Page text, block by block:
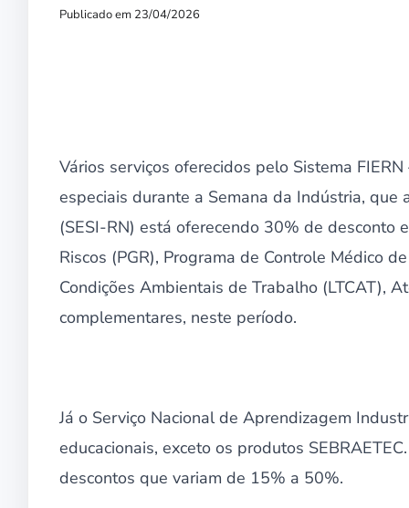
Publicado em 23/04/2026
Vários serviços oferecidos pelo Sistema
especiais durante a Semana da Indústria,
(SESI-RN) está oferecendo 30% de desconto
Riscos (PGR), Programa de Controle Médico
Condições Ambientais de Trabalho (LTCAT),
complementares, neste período.
Já o Serviço Nacional de Aprendizagem
educacionais, exceto os produtos
descontos que variam de 15% a 50%.